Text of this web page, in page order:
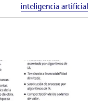
inteligencia artificial